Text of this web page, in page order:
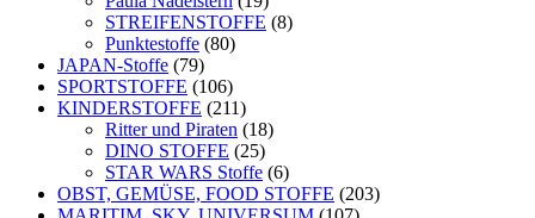
STREIFENSTOFFE (8)
Punktestoffe (80)
JAPAN-Stoffe (79)
SPORTSTOFFE (106)
KINDERSTOFFE (211)
Ritter und Piraten (18)
DINO STOFFE (25)
STAR WARS Stoffe (6)
OBST, GEMÜSE, FOOD STOFFE (203)